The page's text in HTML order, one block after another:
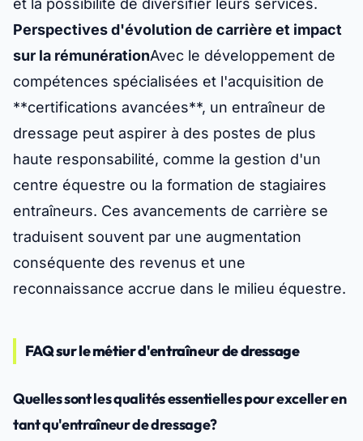
et la possibilité de diversifier leurs services.
Perspectives d'évolution de carrière et impact
sur la rémunérationAvec le développement de
compétences spécialisées et l'acquisition de
**certifications avancées**, un entraîneur de
dressage peut aspirer à des postes de plus
haute responsabilité, comme la gestion d'un
centre équestre ou la formation de stagiaires
entraîneurs. Ces avancements de carrière se
traduisent souvent par une augmentation
conséquente des revenus et une
reconnaissance accrue dans le milieu équestre.
FAQ sur le métier d'entraîneur de dressage
Quelles sont les qualités essentielles pour exceller en
tant qu'entraîneur de dressage?